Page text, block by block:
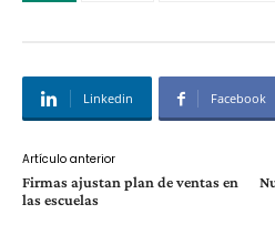
Linkedin Facebook
Artículo anterior
Firmas ajustan plan de ventas en
las escuelas